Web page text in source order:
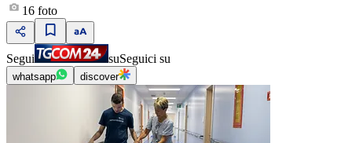
16 foto
Segui suSeguici su
whatsapp discover